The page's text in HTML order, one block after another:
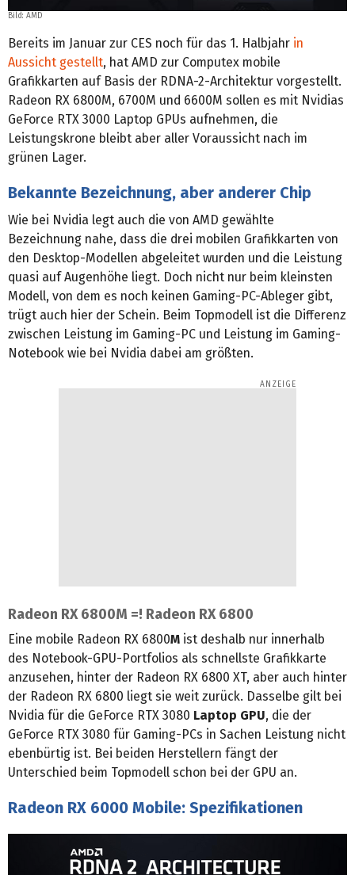
Bild: AMD
Bereits im Januar zur CES noch für das 1. Halbjahr in
Aussicht gestellt, hat AMD zur Computex mobile
Grafikkarten auf Basis der RDNA-2-Architektur vorgestellt.
Radeon RX 6800M, 6700M und 6600M sollen es mit Nvidias
GeForce RTX 3000 Laptop GPUs aufnehmen, die
Leistungskrone bleibt aber aller Voraussicht nach im
grünen Lager.
Bekannte Bezeichnung, aber anderer Chip
Wie bei Nvidia legt auch die von AMD gewählte
Bezeichnung nahe, dass die drei mobilen Grafikkarten von
den Desktop-Modellen abgeleitet wurden und die Leistung
quasi auf Augenhöhe liegt. Doch nicht nur beim kleinsten
Modell, von dem es noch keinen Gaming-PC-Ableger gibt,
trügt auch hier der Schein. Beim Topmodell ist die Differenz
zwischen Leistung im Gaming-PC und Leistung im Gaming-
Notebook wie bei Nvidia dabei am größten.
Radeon RX 6800M =! Radeon RX 6800
Eine mobile Radeon RX 6800M ist deshalb nur innerhalb
des Notebook-GPU-Portfolios als schnellste Grafikkarte
anzusehen, hinter der Radeon RX 6800 XT, aber auch hinter
der Radeon RX 6800 liegt sie weit zurück. Dasselbe gilt bei
Nvidia für die GeForce RTX 3080 Laptop GPU, die der
GeForce RTX 3080 für Gaming-PCs in Sachen Leistung nicht
ebenbürtig ist. Bei beiden Herstellern fängt der
Unterschied beim Topmodell schon bei der GPU an.
Radeon RX 6000 Mobile: Spezifikationen